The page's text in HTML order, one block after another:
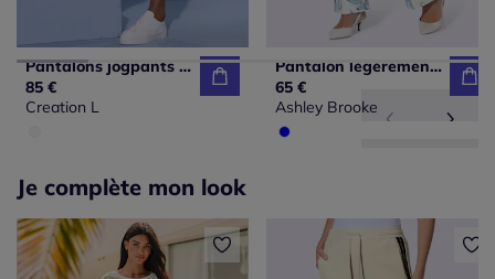
Pantalons jogpants en polyamide avec ceinture réglable
85 €
Creation L
Pantalon légèrement évasé à motif floral avec poches
65 €
Ashley Brooke
Je complète mon look